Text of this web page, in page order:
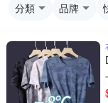
分類 品牌